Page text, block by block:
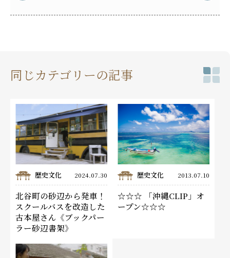
同じカテゴリーの記事
歴史文化 2024.07.30
北谷町の砂辺から発車！
スクールバスを改造した
古本屋さん《ブックパー
ラー砂辺書架》
歴史文化 2013.07.10
☆☆☆ 「沖縄CLIP」オ
ープン☆☆☆